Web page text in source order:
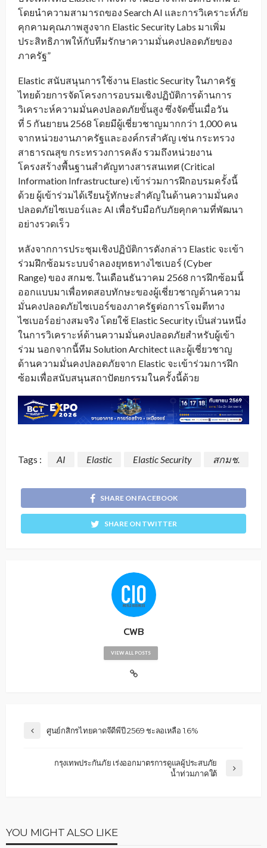
โดยนำความสามารถของ Search AI และการวิเคราะห์ภัย
คุกคามคุณภาพสูงจาก Elastic Security Labs มาเพิ่ม
ประสิทธิภาพให้กับทีมรักษาความมั่นคงปลอดภัยของ
ภาครัฐ”
Elastic สนับสนุนการใช้งาน Elastic Security ในภาครัฐ
ไทยด้วยการจัดโครงการอบรมเชิงปฏิบัติการด้านการ
วิเคราะห์ความมั่นคงปลอดภัยขั้นสูง ซึ่งจัดขึ้นเมื่อวัน
ที่ 5 กันยายน 2568 โดยมีผู้เชี่ยวชาญมากกว่า 1,000 คน
จากหน่วยงานภาครัฐและองค์กรสำคัญ เช่น กระทรวง
สาธารณสุข กระทรวงการคลัง รวมถึงหน่วยงาน
โครงสร้างพื้นฐานสำคัญทางสารสนเทศ (Critical
Information Infrastructure) เข้าร่วมการฝึกอบรมครั้งนี้
ด้วย ผู้เข้าร่วมได้เรียนรู้ทักษะสำคัญในด้านความมั่นคง
ปลอดภัยไซเบอร์และ AI เพื่อรับมือกับภัยคุกคามที่พัฒนา
อย่างรวดเร็ว
หลังจากการประชุมเชิงปฏิบัติการดังกล่าว Elastic จะเข้า
ร่วมฝึกซ้อมระบบจำลองยุทธทางไซเบอร์ (Cyber
Range) ของ สกมช. ในเดือนธันวาคม 2568 การฝึกซ้อมนี้
ออกแบบมาเพื่อทดสอบทักษะของผู้เชี่ยวชาญด้านความ
มั่นคงปลอดภัยไซเบอร์ของภาครัฐต่อการโจมตีทาง
ไซเบอร์อย่างสมจริง โดยใช้ Elastic Security เป็นส่วนหนึ่ง
ในการวิเคราะห์ด้านความมั่นคงปลอดภัยสำหรับผู้เข้า
ร่วม นอกจากนี้ทีม Solution Architect และผู้เชี่ยวชาญ
ด้านความมั่นคงปลอดภัยจาก Elastic จะเข้าร่วมการฝึก
ซ้อมเพื่อสนับสนุนสถาปัตยกรรมในครั้งนี้ด้วย
Tags : AI Elastic Elastic Security สกมช.
SHARE ON FACEBOOK
SHARE ON TWITTER
CWB
VIEW ALL POSTS
ศูนย์กสิกรไทยคาดจีดีพีปี 2569 ชะลอเหลือ 1.6%
กรุงเทพประกันภัย เร่งออกมาตรการดูแลผู้ประสบภัย
น้ำท่วมภาคใต้
YOU MIGHT ALSO LIKE